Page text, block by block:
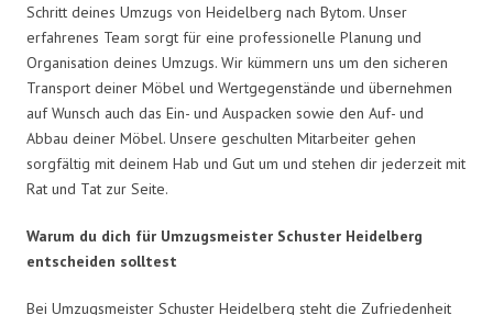
Schritt deines Umzugs von Heidelberg nach Bytom. Unser
erfahrenes Team sorgt für eine professionelle Planung und
Organisation deines Umzugs. Wir kümmern uns um den sicheren
Transport deiner Möbel und Wertgegenstände und übernehmen
auf Wunsch auch das Ein- und Auspacken sowie den Auf- und
Abbau deiner Möbel. Unsere geschulten Mitarbeiter gehen
sorgfältig mit deinem Hab und Gut um und stehen dir jederzeit mit
Rat und Tat zur Seite.
Warum du dich für Umzugsmeister Schuster Heidelberg
entscheiden solltest
Bei Umzugsmeister Schuster Heidelberg steht die Zufriedenheit